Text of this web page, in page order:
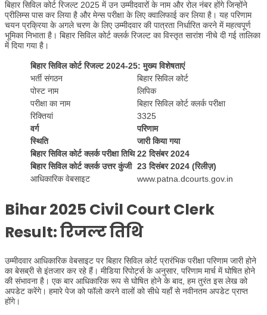
बिहार सिविल कोर्ट रिजल्ट 2025 में उन उम्मीदवारों के नाम और रोल नंबर होंगे जिन्होंने
प्रीलिम्स पास कर लिया है और मेन्स परीक्षा के लिए क्वालिफाई कर लिया है। यह परिणाम
चयन प्रक्रिया के अगले चरण के लिए उम्मीदवार की पात्रता निर्धारित करने में महत्वपूर्ण
भूमिका निभाता है। बिहार सिविल कोर्ट क्लर्क रिजल्ट का विस्तृत सारांश नीचे दी गई तालिका
में दिया गया है।
बिहार सिविल कोर्ट रिजल्ट 2024-25: मुख्य विशेषताएं
भर्ती संगठन
बिहार सिविल कोर्ट
पोस्ट नाम
लिपिक
परीक्षा का नाम
बिहार सिविल कोर्ट क्लर्क परीक्षा
रिक्तियां
3325
वर्ग
परिणाम
स्थिति
जारी किया गया
बिहार सिविल कोर्ट क्लर्क परीक्षा तिथि 22 दिसंबर 2024
बिहार सिविल कोर्ट क्लर्क उत्तर कुंजी 23 दिसंबर 2024 (रिलीज़)
आधिकारिक वेबसाइट
www.patna.dcourts.gov.in
Bihar 2025 Civil Court Clerk
Result: रिजल्ट तिथि
उम्मीदवार आधिकारिक वेबसाइट पर बिहार सिविल कोर्ट प्रारंभिक परीक्षा परिणाम जारी होने
का बेसब्री से इंतजार कर रहे हैं। मीडिया रिपोर्ट्स के अनुसार, परिणाम मार्च में घोषित होने
की संभावना है। एक बार आधिकारिक रूप से घोषित होने के बाद, हम तुरंत इस लेख को
अपडेट करेंगे। हमारे पेज को फॉलो करने वालों को सीधे यहाँ से नवीनतम अपडेट प्राप्त
होंगे।